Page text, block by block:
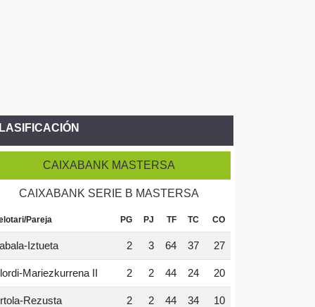
CAIXABANK MASTERSA
CAIXABANK SERIE B MASTERSA
Pareja PG PJ TF TC CO
Iztueta 2 3 64 37 27
Mariezkurrena II 2 2 44 24 20
Rezusta 2 2 44 34 10